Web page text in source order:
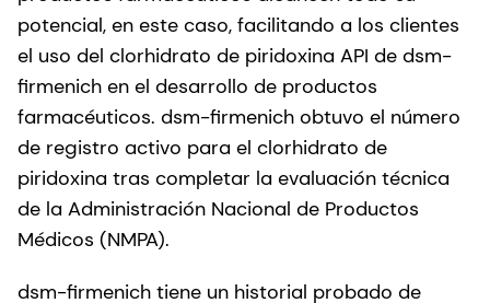
potencial, en este caso, facilitando a los clientes
el uso del clorhidrato de piridoxina API de dsm-
firmenich en el desarrollo de productos
farmacéuticos. dsm-firmenich obtuvo el número
de registro activo para el clorhidrato de
piridoxina tras completar la evaluación técnica
de la Administración Nacional de Productos
Médicos (NMPA).
dsm-firmenich tiene un historial probado de